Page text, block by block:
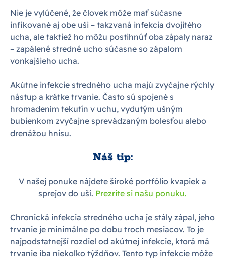
Nie je vylúčené, že človek môže mať súčasne
infikované aj obe uši – takzvaná infekcia dvojitého
ucha, ale taktiež ho môžu postihnúť oba zápaly naraz
– zapálené stredné ucho súčasne so zápalom
vonkajšieho ucha.
Akútne infekcie stredného ucha majú zvyčajne rýchly
nástup a krátke trvanie. Často sú spojené s
hromadením tekutín v uchu, vydutým ušným
bubienkom zvyčajne sprevádzaným bolesťou alebo
drenážou hnisu.
Náš tip:
V našej ponuke nájdete široké portfólio kvapiek a
sprejov do uší. Prezrite si našu ponuku.
Chronická infekcia stredného ucha je stály zápal, jeho
trvanie je minimálne po dobu troch mesiacov. To je
najpodstatnejší rozdiel od akútnej infekcie, ktorá má
trvanie iba niekoľko týždňov. Tento typ infekcie môže